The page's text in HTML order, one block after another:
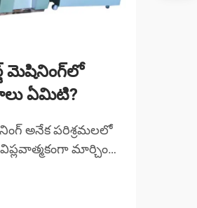
మెషినింగ్‌లో
ఏమిటి?
అనేక పరిశ్రమలలో
మార్చింది,
అసమానమైన